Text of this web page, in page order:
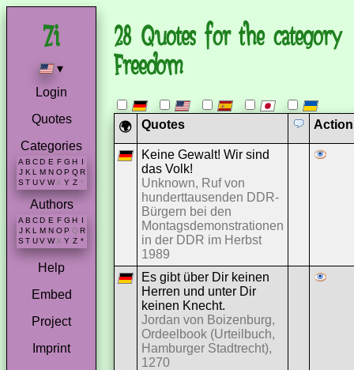
▾
Login
Quotes
Categories
A B C D E F G H I
J K L M N O P Q R
S T U V W X Y Z *
Authors
A B C D E F G H
J K L M N O P Q R
S T U V W X Y Z *
Help
Embed
Project
Imprint
28 Quotes for the category
Freedom
🌍 Quotes
Keine Gewalt! Wir sind
das Volk!
Unknown, Ruf von
hunderttausenden DDR-
Bürgern bei den
Montagsdemonstrationen
in der DDR im Herbst
1989
Es gibt über Dir keinen
Herren und unter Dir
keinen Knecht.
Jordan von Boizenburg,
Ordeelbook (Urteilbuch,
Hamburger Stadtrecht),
1270